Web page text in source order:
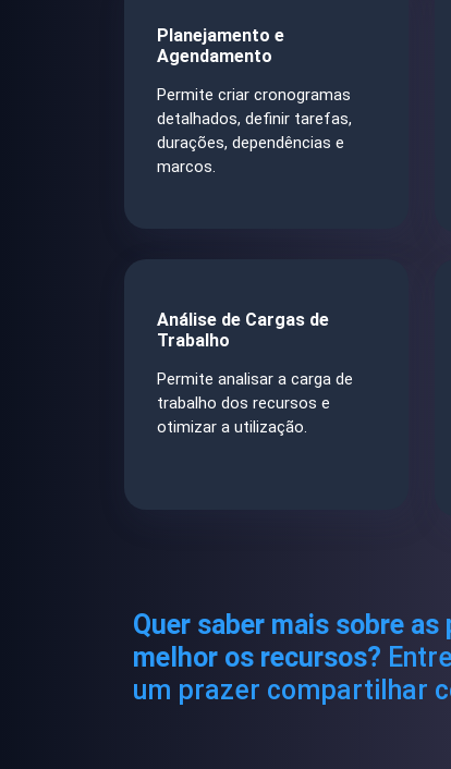
Planejamento e
Agendamento
Permite criar cronogramas
detalhados, definir tarefas,
durações, dependências e
marcos.
Análise de Cargas de
Trabalho
Permite analisar a carga de
trabalho dos recursos e
otimizar a utilização.
Quer saber mais sobre
melhor os recursos?
um prazer compartilhar